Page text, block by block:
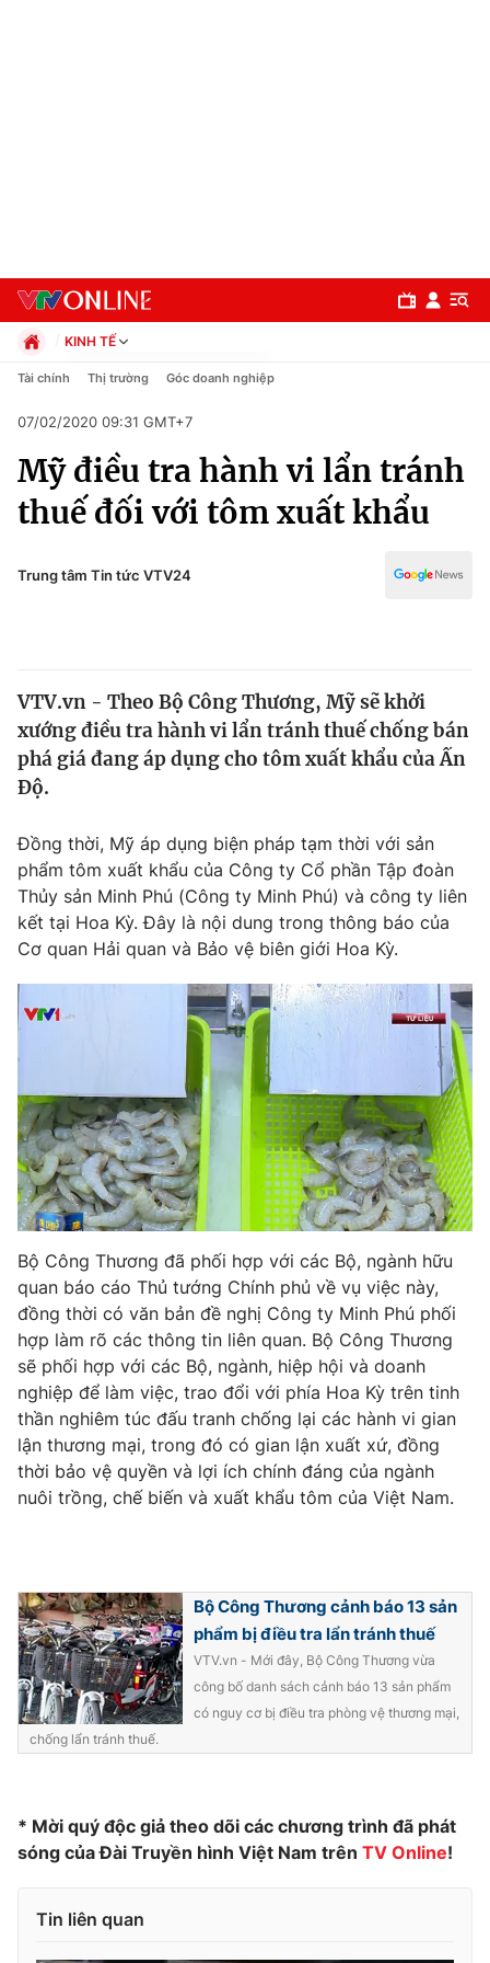
Chuyên mục
Chính trị
Thế giới
Tin tức
Thế giới đó đây
Câu chuyện quốc tế
Tài chính
Thị trường
Góc doanh nghiệp
Dữ liệu và đời sống
Truyền hình
Phim VTV
Hậu trường
Khán giả
Giải sao mai
Giải trí
Âm nhạc
Sao
Du lịch
Làm đẹp
Chất lượng cuộc sống
Giáo dục
Tuyển sinh
Học trực tuyến
Công nghệ
Sản phẩm
Thị trường
Tư vấn
Giao lưu trực tuyến
Lịch phát sóng
Chuyên mục khác
Emagazine Podcast
Photo Infographic
VTV Money VTV Thể thao
VTV Sức khoẻ Bất động sản
VTV4 Vươn mình bằng AI
KINH TẾ
Chính trị
Pháp luật
Kinh tế
Thể thao
Truyền hình
Y tế
Tài chính Thị trường Góc doanh nghiệp
07/02/2020 09:31 GMT+7
Mỹ điều tra hành vi lẩn tránh
thuế đối với tôm xuất khẩu
Trung tâm Tin tức VTV24
VTV.vn - Theo Bộ Công Thương, Mỹ sẽ khởi
xướng điều tra hành vi lẩn tránh thuế chống bán
phá giá đang áp dụng cho tôm xuất khẩu của Ấn
Độ.
Đồng thời, Mỹ áp dụng biện pháp tạm thời với sản
phẩm tôm xuất khẩu của Công ty Cổ phần Tập đoàn
Thủy sản Minh Phú (Công ty Minh Phú) và công ty liên
kết tại Hoa Kỳ. Đây là nội dung trong thông báo của
Cơ quan Hải quan và Bảo vệ biên giới Hoa Kỳ.
Bộ Công Thương đã phối hợp với các Bộ, ngành hữu
quan báo cáo Thủ tướng Chính phủ về vụ việc này,
đồng thời có văn bản đề nghị Công ty Minh Phú phối
hợp làm rõ các thông tin liên quan. Bộ Công Thương
sẽ phối hợp với các Bộ, ngành, hiệp hội và doanh
nghiệp để làm việc, trao đổi với phía Hoa Kỳ trên tinh
thần nghiêm túc đấu tranh chống lại các hành vi gian
lận thương mại, trong đó có gian lận xuất xứ, đồng
thời bảo vệ quyền và lợi ích chính đáng của ngành
nuôi trồng, chế biến và xuất khẩu tôm của Việt Nam.
Bộ Công Thương cảnh báo 13 sản
phẩm bị điều tra lẩn tránh thuế
VTV.vn - Mới đây, Bộ Công Thương vừa
công bố danh sách cảnh báo 13 sản phẩm
có nguy cơ bị điều tra phòng vệ thương mại,
chống lẩn tránh thuế.
* Mời quý độc giả theo dõi các chương trình đã phát
sóng của Đài Truyền hình Việt Nam trên TV Online!
Tin liên quan